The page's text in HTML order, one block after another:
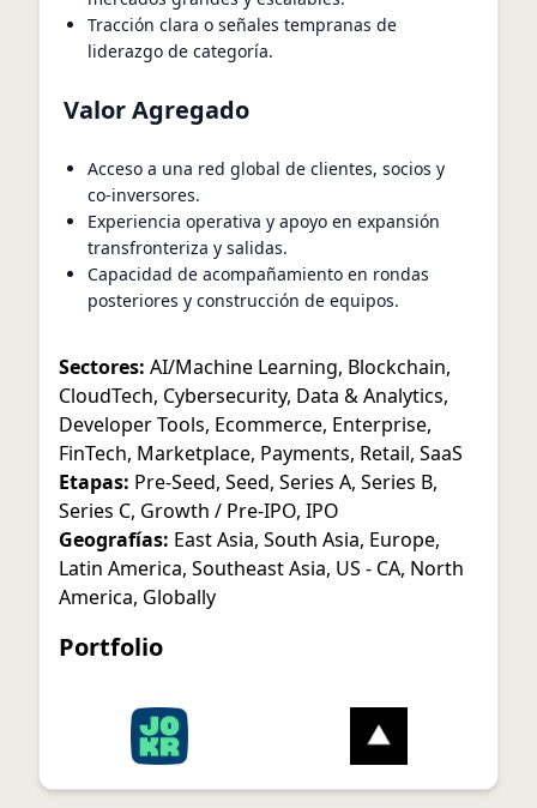
Tracción clara o señales tempranas de
liderazgo de categoría.
Valor Agregado
Acceso a una red global de clientes, socios y
co-inversores.
Experiencia operativa y apoyo en expansión
transfronteriza y salidas.
Capacidad de acompañamiento en rondas
posteriores y construcción de equipos.
Sectores: AI/Machine Learning, Blockchain,
CloudTech, Cybersecurity, Data & Analytics,
Developer Tools, Ecommerce, Enterprise,
FinTech, Marketplace, Payments, Retail, SaaS
Etapas: Pre-Seed, Seed, Series A, Series B,
Series C, Growth / Pre-IPO, IPO
Geografías: East Asia, South Asia, Europe,
Latin America, Southeast Asia, US - CA, North
America, Globally
Portfolio